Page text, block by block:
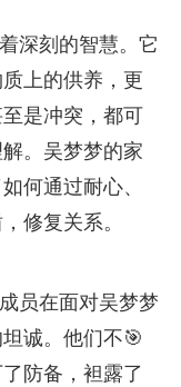
深刻的智慧。它
上的供养，更
是冲突，都可
。吴梦梦的家
何通过耐心、
修复关系。
员在面对吴梦梦
诚。他们不🎯
防备，袒露了